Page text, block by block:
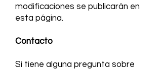
modificaciones se publicarán en
esta página.
Contacto
Si tiene alguna pregunta sobre